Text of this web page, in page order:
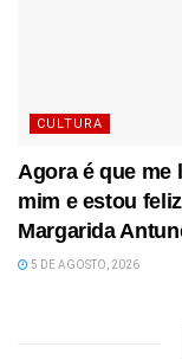
CULTURA
Agora é que me
mim e estou
Margarida
5 DE AGOSTO, 2026